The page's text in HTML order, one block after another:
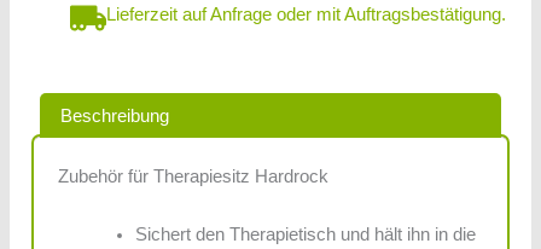
Lieferzeit auf Anfrage oder mit Auftragsbestätigung.
Beschreibung
Zubehör für Therapiesitz Hardrock
Sichert den Therapietisch und hält ihn in die